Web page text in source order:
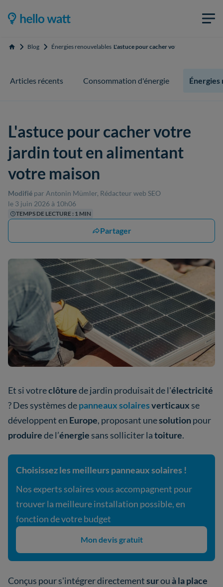
Accueil Blog Énergies renouvelables L'astuce pour cacher votre jardin tout en
Articles récents Consommation d'énergie
L'astuce pour cacher votre
jardin tout en alimentant
votre maison
Modifié par Antonin Mümler, Rédacteur web SEO
le 3 juin 2026 à 10h06
TEMPS DE LECTURE : 1 MIN
Partager
Et si votreclôturede jardin produisait de l'électricité
? Des systèmes depanneaux solairesverticaux se
développent en Europe, proposant unesolutionpour
produirede l’énergie sans solliciter latoiture.
Choisissez les meilleurs panneaux solaires !
Nos experts solaires vous accompagnent pour
trouver la meilleure installation possible, en
fonction de votre budget
Mon devis gratuit
Conçus pour s'intégrer directementsurouà la place